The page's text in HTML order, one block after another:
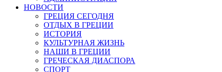
НОВОСТИ
ГРЕЦИЯ СЕГОДНЯ
ОТДЫХ В ГРЕЦИИ
ИСТОРИЯ
КУЛЬТУРНАЯ ЖИЗНЬ
НАШИ В ГРЕЦИИ
ГРЕЧЕСКАЯ ДИАСПОРА
СПОРТ